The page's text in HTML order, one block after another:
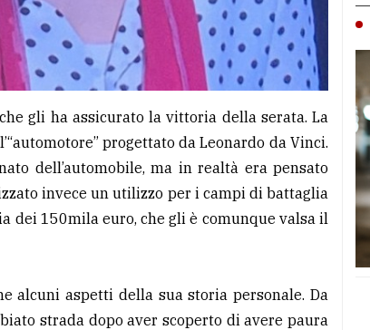
gli ha assicurato la vittoria della serata. La
progettato da Leonardo da Vinci.
dell’automobile, ma in realtà era pensato
invece un utilizzo per i campi di battaglia
dei 150mila euro, che gli è comunque valsa il
alcuni aspetti della sua storia personale. Da
strada dopo aver scoperto di avere paura